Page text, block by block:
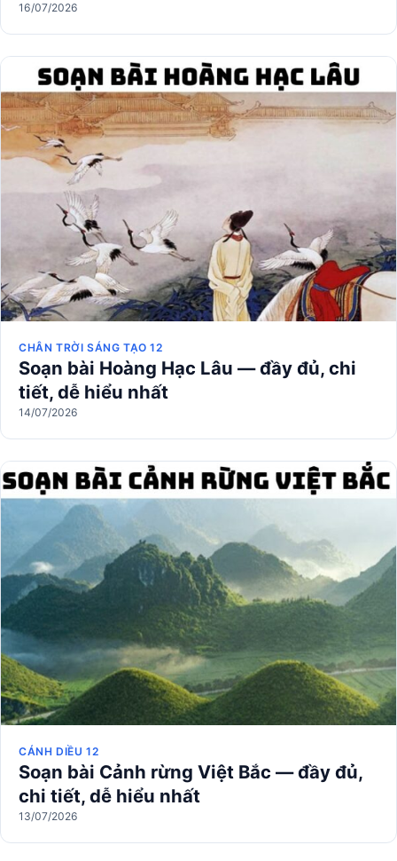
16/07/2026
CHÂN TRỜI SÁNG TẠO 12
Soạn bài Hoàng Hạc Lâu — đầy đủ, chi
tiết, dễ hiểu nhất
14/07/2026
CÁNH DIỀU 12
Soạn bài Cảnh rừng Việt Bắc — đầy đủ,
chi tiết, dễ hiểu nhất
13/07/2026